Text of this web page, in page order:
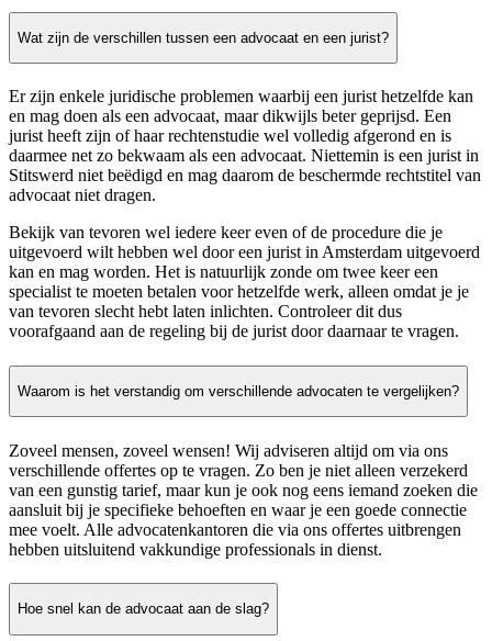
Wat zijn de verschillen tussen een advocaat en een jurist?
Er zijn enkele juridische problemen waarbij een jurist hetzelfde kan
en mag doen als een advocaat, maar dikwijls beter geprijsd. Een
jurist heeft zijn of haar rechtenstudie wel volledig afgerond en is
daarmee net zo bekwaam als een advocaat. Niettemin is een jurist in
Stitswerd niet beëdigd en mag daarom de beschermde rechtstitel van
advocaat niet dragen.
Bekijk van tevoren wel iedere keer even of de procedure die je
uitgevoerd wilt hebben wel door een jurist in Amsterdam uitgevoerd
kan en mag worden. Het is natuurlijk zonde om twee keer een
specialist te moeten betalen voor hetzelfde werk, alleen omdat je je
van tevoren slecht hebt laten inlichten. Controleer dit dus
voorafgaand aan de regeling bij de jurist door daarnaar te vragen.
Waarom is het verstandig om verschillende advocaten te vergelijken?
Zoveel mensen, zoveel wensen! Wij adviseren altijd om via ons
verschillende offertes op te vragen. Zo ben je niet alleen verzekerd
van een gunstig tarief, maar kun je ook nog eens iemand zoeken die
aansluit bij je specifieke behoeften en waar je een goede connectie
mee voelt. Alle advocatenkantoren die via ons offertes uitbrengen
hebben uitsluitend vakkundige professionals in dienst.
Hoe snel kan de advocaat aan de slag?